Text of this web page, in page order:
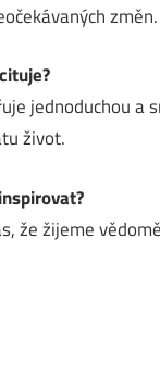
změn.
jednoduchou a
život.
že žijeme